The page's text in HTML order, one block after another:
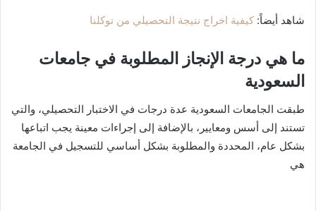
شاهد أيضاً: كيفية اخراج نتيجة التحصيلي من توكلنا
ما هي درجة الإنجاز المطلوبة في جامعات
السعودية
طبقت الجامعات السعودية عدة درجات في الاختبار التحصيلي، والتي
تستند إلى أسس ومعايير، بالإضافة إلى إجراءات معينة يجب اتباعها
بشكل عام، المحددة والمطلوبة بشكل أساسي للتسجيل في الجامعة
هي